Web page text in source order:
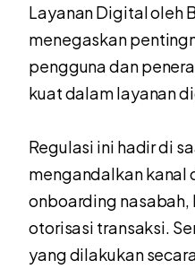
Layanan Digital oleh
menegaskan
pengguna dan
kuat dalam layanan
Regulasi ini hadir di
mengandalkan kanal
onboarding
otorisasi transaksi.
yang dilakukan